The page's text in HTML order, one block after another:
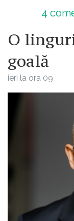
4
O
goală
ieri la ora 09